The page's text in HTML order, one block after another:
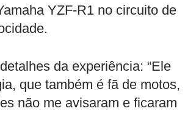
YZF-R1 no circuito de
da experiência: “Ele
que também é fã de motos,
não me avisaram e ficaram